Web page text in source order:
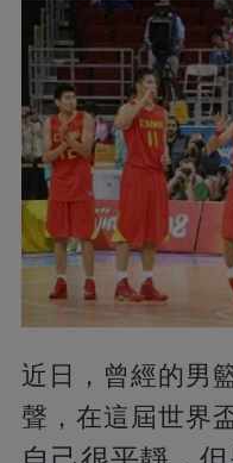
近日，曾經的男
聲，在這屆世界